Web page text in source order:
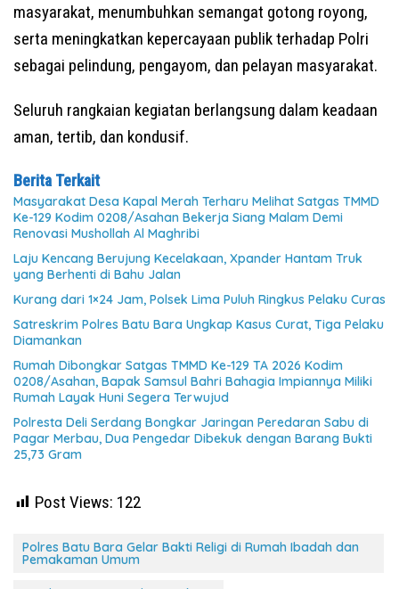
masyarakat, menumbuhkan semangat gotong royong,
serta meningkatkan kepercayaan publik terhadap Polri
sebagai pelindung, pengayom, dan pelayan masyarakat.
Seluruh rangkaian kegiatan berlangsung dalam keadaan
aman, tertib, dan kondusif.
Berita Terkait
Masyarakat Desa Kapal Merah Terharu Melihat Satgas TMMD
Ke-129 Kodim 0208/Asahan Bekerja Siang Malam Demi
Renovasi Mushollah Al Maghribi
Laju Kencang Berujung Kecelakaan, Xpander Hantam Truk
yang Berhenti di Bahu Jalan
Kurang dari 1×24 Jam, Polsek Lima Puluh Ringkus Pelaku Curas
Satreskrim Polres Batu Bara Ungkap Kasus Curat, Tiga Pelaku
Diamankan
Rumah Dibongkar Satgas TMMD Ke-129 TA 2026 Kodim
0208/Asahan, Bapak Samsul Bahri Bahagia Impiannya Miliki
Rumah Layak Huni Segera Terwujud
Polresta Deli Serdang Bongkar Jaringan Peredaran Sabu di
Pagar Merbau, Dua Pengedar Dibekuk dengan Barang Bukti
25,73 Gram
Post Views: 122
Polres Batu Bara Gelar Bakti Religi di Rumah Ibadah dan
Pemakaman Umum